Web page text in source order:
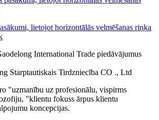
lietojot horizontālās velmēšanas riņķa
International Trade piedāvājumus
"uzmanību uz profesionālu, vispirms
"klientu fokuss ārpus klientu
koncepcijas.